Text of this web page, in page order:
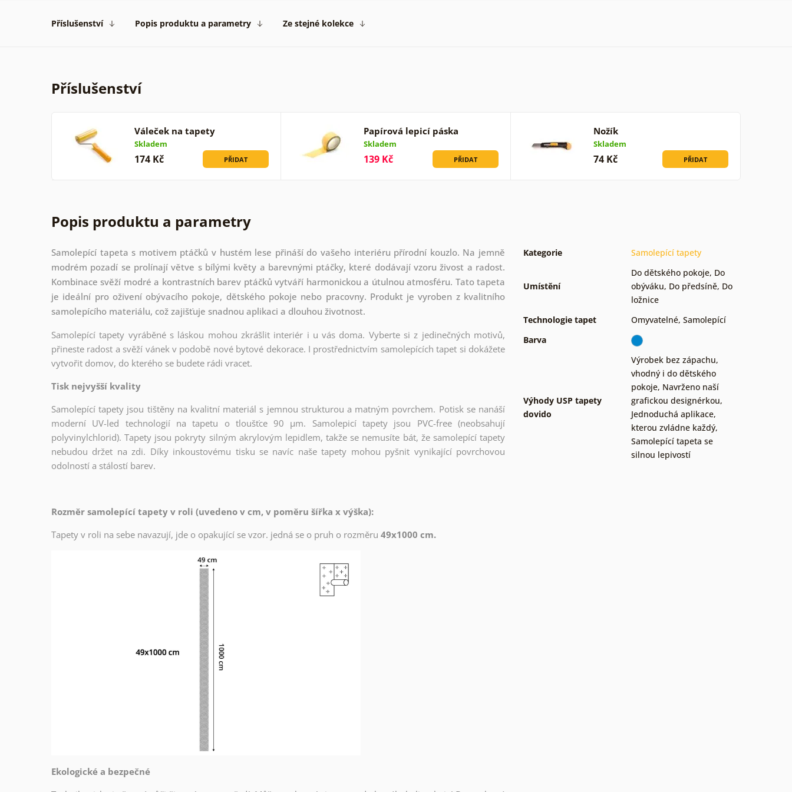
Příslušenství Popis produktu a parametry Ze stejné kolekce
Příslušenství
Váleček na tapety
Skladem
174 Kč PŘIDAT
Papírová lepicí páska
Skladem
139 Kč PŘIDAT
Nožík
Skladem
74 Kč PŘIDAT
Popis produktu a parametry
Samolepící tapeta s motivem ptáčků v hustém lese přináší do vašeho interiéru přírodní kouzlo. Na jemně
modrém pozadí se prolínají větve s bílými květy a barevnými ptáčky, které dodávají vzoru živost a radost.
Kombinace svěží modré a kontrastních barev ptáčků vytváří harmonickou a útulnou atmosféru. Tato tapeta
je ideální pro oživení obývacího pokoje, dětského pokoje nebo pracovny. Produkt je vyroben z kvalitního
samolepícího materiálu, což zajišťuje snadnou aplikaci a dlouhou životnost.
Samolepící tapety vyráběné s láskou mohou zkrášlit interiér i u vás doma. Vyberte si z jedinečných motivů,
přineste radost a svěží vánek v podobě nové bytové dekorace. I prostřednictvím samolepících tapet si dokážete
vytvořit domov, do kterého se budete rádi vracet.
Tisk nejvyšší kvality
Samolepící tapety jsou tištěny na kvalitní materiál s jemnou strukturou a matným povrchem. Potisk se nanáší
moderní UV-led technologií na tapetu o tloušťce 90 µm. Samolepicí tapety jsou PVC-free (neobsahují
polyvinylchlorid). Tapety jsou pokryty silným akrylovým lepidlem, takže se nemusíte bát, že samolepící tapety
nebudou držet na zdi. Díky inkoustovému tisku se navíc naše tapety mohou pyšnit vynikající povrchovou
odolností a stálostí barev.
Rozměr samolepící tapety v roli (uvedeno v cm, v poměru šířka x výška):
Tapety v roli na sebe navazují, jde o opakující se vzor. jedná se o pruh o rozměru 49x1000 cm.
Ekologické a bezpečné
Kategorie Samolepící tapety
Umístění
Do dětského pokoje, Do
obýváku, Do předsíně, Do
ložnice
Technologie tapet
Omyvatelné, Samolepící
Barva
Výhody USP tapety
dovido
Výrobek bez zápachu,
vhodný i do dětského
pokoje, Navrženo naší
grafickou designérkou,
Jednoduchá aplikace,
kterou zvládne každý,
Samolepící tapeta se
silnou lepivostí